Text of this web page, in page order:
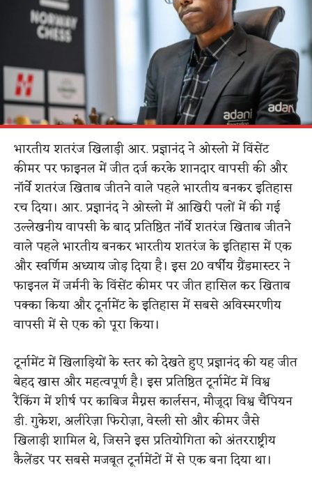
भारतीय शतरंज खिलाड़ी आर. प्रज्ञानंद ने ओस्लो में विंसेंट
कीमर पर फाइनल में जीत दर्ज करके शानदार वापसी की और
नॉर्वे शतरंज खिताब जीतने वाले पहले भारतीय बनकर इतिहास
रच दिया। आर. प्रज्ञानंद ने ओस्लो में आखिरी पलों में की गई
उल्लेखनीय वापसी के बाद प्रतिष्ठित नॉर्वे शतरंज खिताब जीतने
वाले पहले भारतीय बनकर भारतीय शतरंज के इतिहास में एक
और स्वर्णिम अध्याय जोड़ दिया है। इस 20 वर्षीय ग्रैंडमास्टर ने
फाइनल में जर्मनी के विंसेंट कीमर पर जीत हासिल कर खिताब
पक्का किया और टूर्नामेंट के इतिहास में सबसे अविस्मरणीय
वापसी में से एक को पूरा किया।
टूर्नामेंट में खिलाड़ियों के स्तर को देखते हुए प्रज्ञानंद की यह जीत
बेहद खास और महत्वपूर्ण है। इस प्रतिष्ठित टूर्नामेंट में विश्व
रैंकिंग में शीर्ष पर काबिज मैग्नस कार्लसन, मौजूदा विश्व चैंपियन
डी. गुकेश, अलीरेज़ा फिरोज़ा, वेस्ली सो और कीमर जैसे
खिलाड़ी शामिल थे, जिसने इस प्रतियोगिता को अंतरराष्ट्रीय
कैलेंडर पर सबसे मजबूत टूर्नामेंटों में से एक बना दिया था।